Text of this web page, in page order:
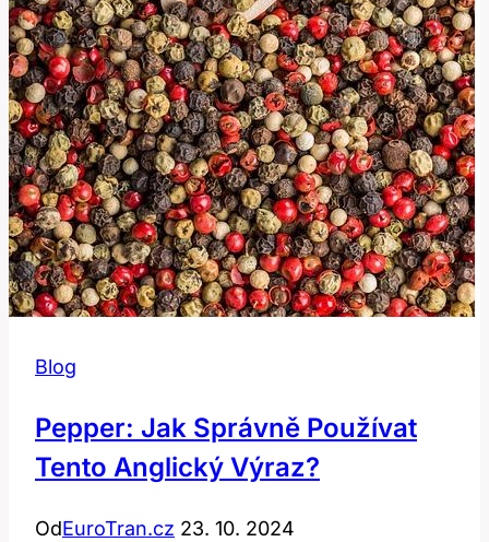
Blog
Pepper: Jak Správně Používat
Tento Anglický Výraz?
OdEuroTran.cz 23. 10. 2024